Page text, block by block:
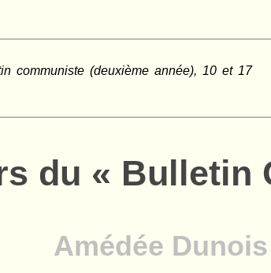
communiste (deuxième année), 10 et 17
du « Bulletin
Amédée Dunois